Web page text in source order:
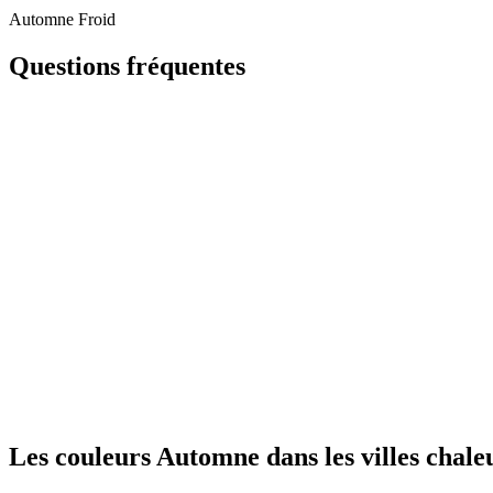
Automne Froid
Questions fréquentes
Les couleurs Automne dans les villes